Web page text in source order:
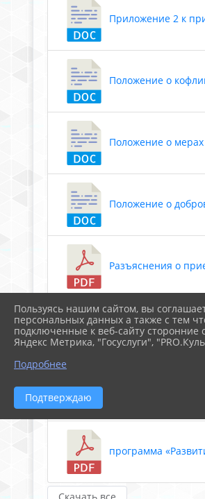
Приложение 2 к
Положение о
Положение о
Положение о
Разъяснения о
Положение о
ПОЛОЖЕНИЕ О
программа
Пользуясь нашим сайтом, вы
персональных данных а также с тем
подключенные к веб-сайту сторонние
Яндекс Метрика, "Госуслуги",
Подробнее
Подтверждаю